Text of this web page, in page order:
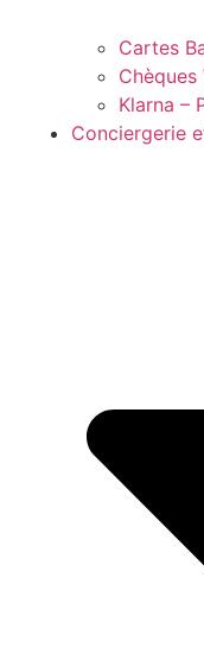
Cartes
Chèques
Klarna –
Conciergerie